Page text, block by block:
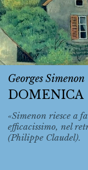
Georges Simenon
DOMENICA
«Simenon riesce a
efficacissimo, nel
(Philippe Claudel).